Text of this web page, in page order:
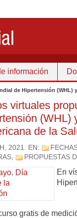
información
de Hipertensión (WHL)
virtuales
(WHL)
de la
2021. EN:
, PROPUESTAS
En
gratis de